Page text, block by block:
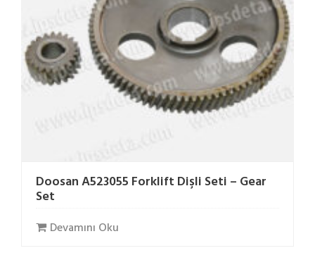
Doosan A523055 Forklift Dişli Seti – Gear
Set
Devamını Oku